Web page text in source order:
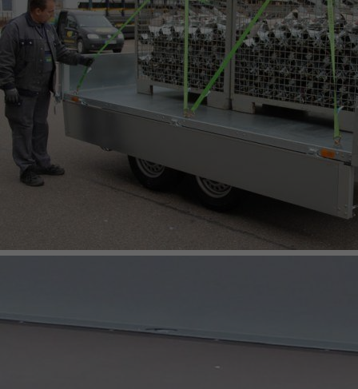
KOMBILINE AUFSÄTZE